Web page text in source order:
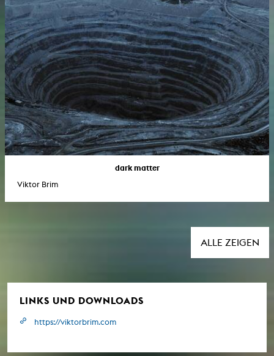
dark matter
Viktor Brim
ALLE ZEIGEN
LINKS UND DOWNLOADS
https://viktorbrim.com